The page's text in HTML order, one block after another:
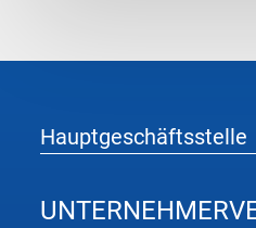
Hauptgeschäftsstelle
UNTERNEHMER